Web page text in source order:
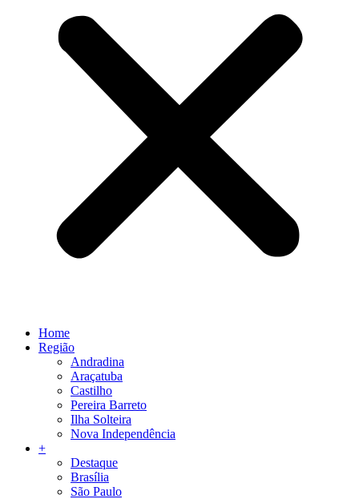
Home
Região
Andradina
Araçatuba
Castilho
Pereira Barreto
Ilha Solteira
Nova Independência
+
Destaque
Brasília
São Paulo